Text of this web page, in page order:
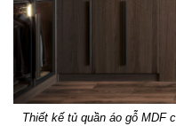
Thiết kế tủ quần áo gỗ MDF